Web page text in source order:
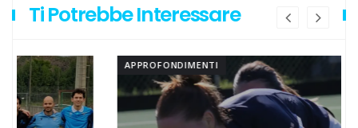
Ti Potrebbe Interessare
APPROFONDIMENTI